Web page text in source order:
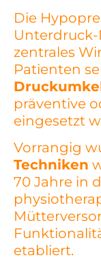
Die
zentrales
Patienten
präventive
eingesetzt
Vorrangig
Techniken
70 Jahre in
etabliert.